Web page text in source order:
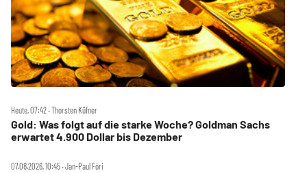
Heute, 07:42 ‧ Thorsten Küfner
Gold: Was folgt auf die starke Woche? Goldman Sachs
erwartet 4.900 Dollar bis Dezember
07.08.2026, 10:45 ‧ Jan-Paul Fóri